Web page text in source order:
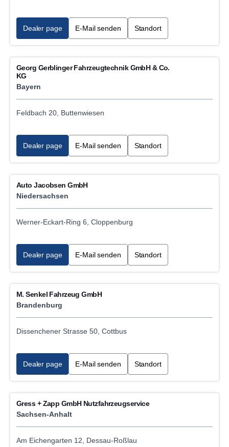
Dealer page E-Mail senden Standort
Georg Gerblinger Fahrzeugtechnik GmbH & Co.
KG
Bayern
Feldbach 20, Buttenwiesen
Dealer page E-Mail senden Standort
Auto Jacobsen GmbH
Niedersachsen
Werner-Eckart-Ring 6, Cloppenburg
Dealer page E-Mail senden Standort
M. Senkel Fahrzeug GmbH
Brandenburg
Dissenchener Strasse 50, Cottbus
Dealer page E-Mail senden Standort
Gress + Zapp GmbH Nutzfahrzeugservice
Sachsen-Anhalt
Am Eichengarten 12, Dessau-Roßlau